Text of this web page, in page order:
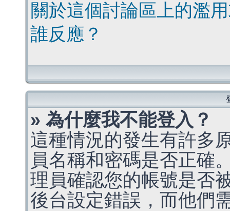
關於這個討論區上的濫
誰反應？
» 為什麼我不能登入？
這種情況的發生有許多
員名稱和密碼是否正確
理員確認您的帳號是否
後台設定錯誤，而他們